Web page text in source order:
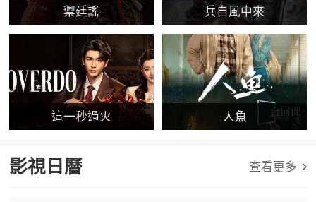
禦廷謠 兵自風中來
這一秒過火 人魚
影視日曆 查看更多